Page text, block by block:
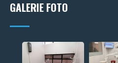
GALERIE FOTO